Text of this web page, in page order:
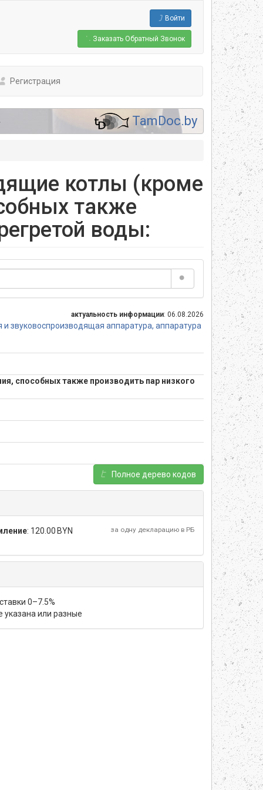
Войти
Заказать Обратный Звонок
Регистрация
TamDoc.by
котлы (кроме
также
воды:
актуальность информации: 06.08.2026
звуковоспроизводящая аппаратура, аппаратура
способных также производить пар низкого
Полное дерево кодов
: 120.00 BYN за одну декларацию в РБ
0–7.5%
указана или разные